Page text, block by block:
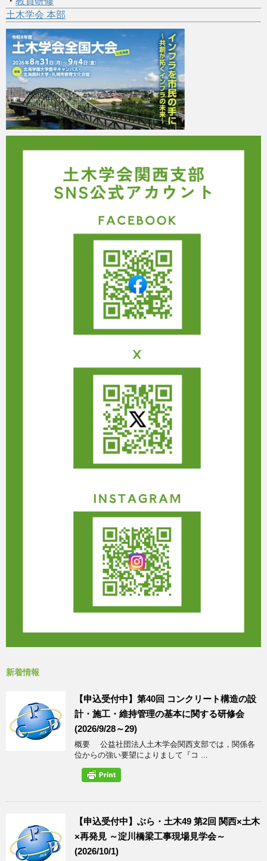
土木学会 本部
新着情報
【申込受付中】第40回 コンクリート構造の設
計・施工・維持管理の基本に関する研修会
(2026/9/28～29)
概要 公益社団法人土木学会関西支部では，関係各
位からの強い要望によりまして『コ ...
【申込受付中】ぶら・土木49 第2回 関西×土木
×再発見 ～淀川橋梁工事現場見学会～
(2026/10/1)